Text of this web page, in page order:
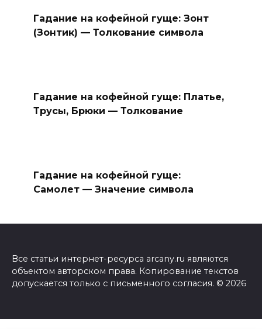
Гадание на кофейной гуще: Зонт
(Зонтик) — Толкование символа
Гадание на кофейной гуще: Платье,
Трусы, Брюки — Толкование
Гадание на кофейной гуще:
Самолет — Значение символа
Все статьи интернет-ресурса arcany.ru являются
объектом авторском права. Копирование текстов
допускается только с письменного согласия. © 2026